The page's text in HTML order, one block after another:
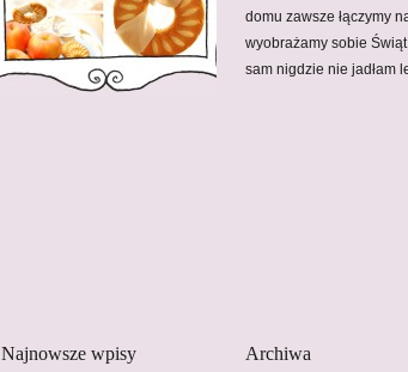
domu zawsze łączymy
wyobrażamy sobie
sam nigdzie nie jadłam
Najnowsze wpisy Archiwa